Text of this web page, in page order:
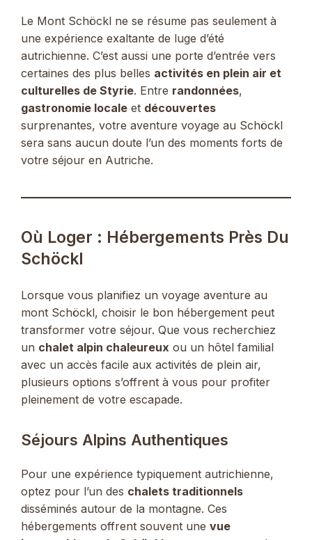
Le Mont Schöckl ne se résume pas seulement à
une expérience exaltante de luge d’été
autrichienne. C’est aussi une porte d’entrée vers
certaines des plus belles activités en plein air et
culturelles de Styrie. Entre randonnées,
gastronomie locale et découvertes
surprenantes, votre aventure voyage au Schöckl
sera sans aucun doute l’un des moments forts de
votre séjour en Autriche.
Où Loger : Hébergements Près Du
Schöckl
Lorsque vous planifiez un voyage aventure au
mont Schöckl, choisir le bon hébergement peut
transformer votre séjour. Que vous recherchiez
un chalet alpin chaleureux ou un hôtel familial
avec un accès facile aux activités de plein air,
plusieurs options s’offrent à vous pour profiter
pleinement de votre escapade.
Séjours Alpins Authentiques
Pour une expérience typiquement autrichienne,
optez pour l’un des chalets traditionnels
disséminés autour de la montagne. Ces
hébergements offrent souvent une vue